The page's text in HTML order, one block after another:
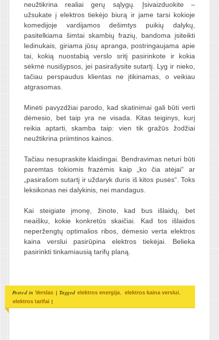
neužtikrina realiai gerų sąlygų. Įsivaizduokite –
užsukate į elektros tiekėjo biurą ir jame tarsi kokioje
komedijoje vardijamos dešimtys puikių dalykų,
pasitelkiama šimtai skambių frazių, bandoma įsiteikti
ledinukais, giriama jūsų apranga, postringaujama apie
tai, kokią nuostabią verslo sritį pasirinkote ir kokia
sėkmė nusišypsos, jei pasirašysite sutartį. Lyg ir nieko,
tačiau perspaudus klientas ne įtikinamas, o veikiau
atgrasomas.
Minėti pavyzdžiai parodo, kad skatinimai gali būti verti
dėmesio, bet taip yra ne visada. Kitas teiginys, kurį
reikia aptarti, skamba taip: vien tik gražūs žodžiai
neužtikrina priimtinos kainos.
Tačiau nesupraskite klaidingai. Bendravimas neturi būti
paremtas tokiomis frazėmis kaip „ko čia atėjai“ ar
„pasirašom sutartį ir uždaryk duris iš kitos pusės“. Toks
leksikonas nei dalykinis, nei mandagus.
Kai steigiate įmonę, žinote, kad bus išlaidų, bet
neaišku, kokie konkretūs skaičiai. Kad tos išlaidos
neperžengtų optimalios ribos, dėmesio verta elektros
kaina verslui pasirūpina elektros tiekėjai. Belieka
pasirinkti tinkamiausią tarifų planą.
Posted in Verslas | Tagged elektros energija, elektros kaina verslui,
elektros tarifai |